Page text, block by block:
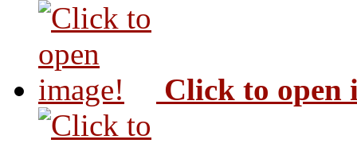
Click to open